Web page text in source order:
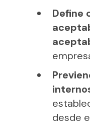
Define
desde